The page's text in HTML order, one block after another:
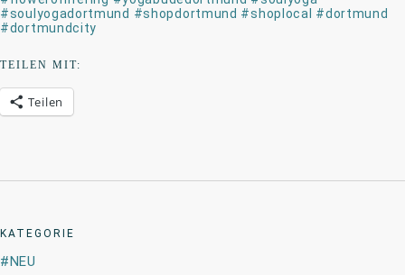
#soulyogadortmund #shopdortmund #shoplocal
#dortmund
#dortmundcity
TEILEN MIT:
Teilen
KATEGORIE
NEU